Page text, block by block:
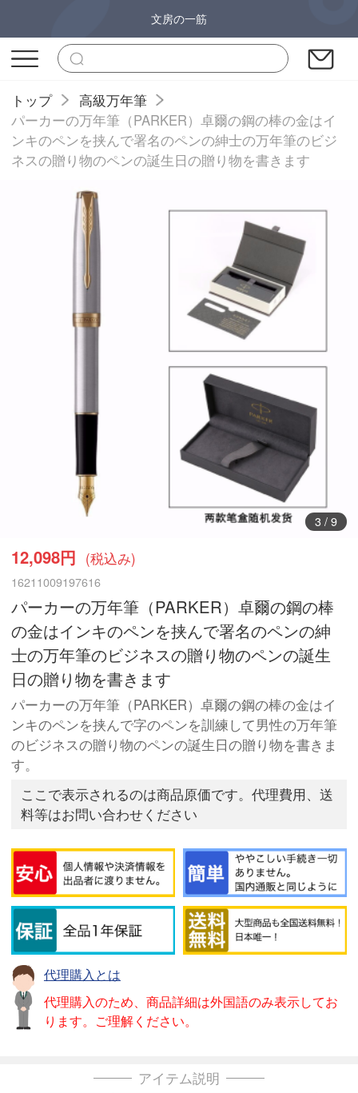
文房の一筋
トップ
高級万年筆
パーカーの万年筆（PARKER）卓爾の鋼の棒の金はイ
ンキのペンを挟んで署名のペンの紳士の万年筆のビジ
ネスの贈り物のペンの誕生日の贈り物を書きます
4/ 9
12,098円 (税込み)
16211009197616
パーカーの万年筆（PARKER）卓爾の鋼の棒
の金はインキのペンを挟んで署名のペンの紳
士の万年筆のビジネスの贈り物のペンの誕生
日の贈り物を書きます
パーカーの万年筆（PARKER）卓爾の鋼の棒の金はイ
ンキのペンを挟んで字のペンを訓練して男性の万年筆
のビジネスの贈り物のペンの誕生日の贈り物を書きま
す。
ここで表示されるのは商品原価です。代理費用、送
料等はお問い合わせください
代理購入とは
代理購入のため、商品詳細は外国語のみ表示してお
ります。ご理解ください。
アイテム説明